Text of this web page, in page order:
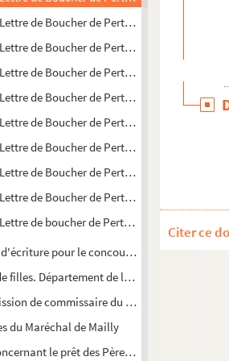
de Boucher de Perthes à Charles des
de Boucher de Perthes à Charles des
de Boucher de Perthes à Charles des
de Boucher de Perthe au vicomte de
de Boucher de Perthe à Charles des
de Boucher de Perthe à Charles des
de Boucher de Perthe au vicomte A. de
de Boucher de Perthe au vicomte A.
de boucher de Perthe au vicomte A.de
pour le concours de l'année 1850,
filles. Département de la Somme,
de commissaire du Roi près le tribunal
du Maréchal de Mailly
le prêt des Pères Jésuites
Citer ce